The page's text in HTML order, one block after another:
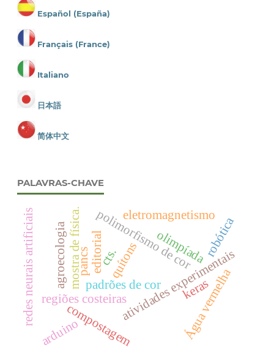
Español (España)
Français (France)
Italiano
日本語
简体中文
PALAVRAS-CHAVE
editorial
padrões de cor
atividades experimentais
mostra de física.polimorfismo de cor
quítons
regiões costeiras
olimpíada robótica
redes neurais artificiais keras
cts.
Água vermelha
agroecologia
compostagem
eletromagnetismo
arduino
pancs